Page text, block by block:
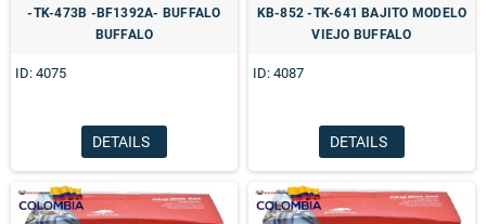
-TK-473B -BF1392A- BUFFALO
BUFFALO
ID: 4075
DETAILS
KB-852 -TK-641 BAJITO MODELO
VIEJO BUFFALO
ID: 4087
DETAILS